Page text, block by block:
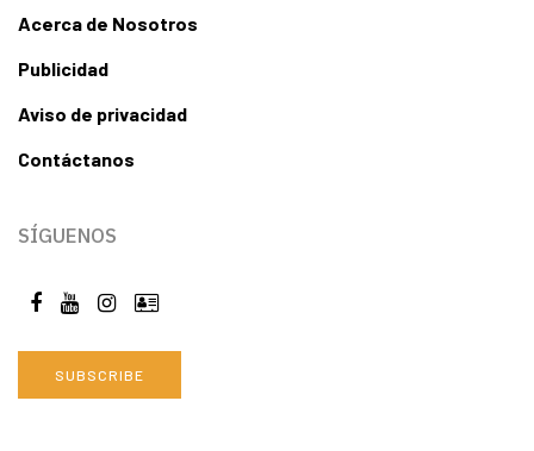
Acerca de Nosotros
Publicidad
Aviso de privacidad
Contáctanos
SÍGUENOS
SUBSCRIBE